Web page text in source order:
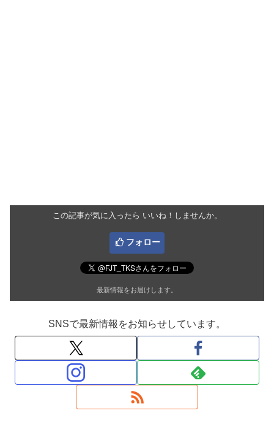
この記事が気に入ったら いいね！しませんか。
フォロー
最新情報をお届けします。
SNSで最新情報をお知らせしています。